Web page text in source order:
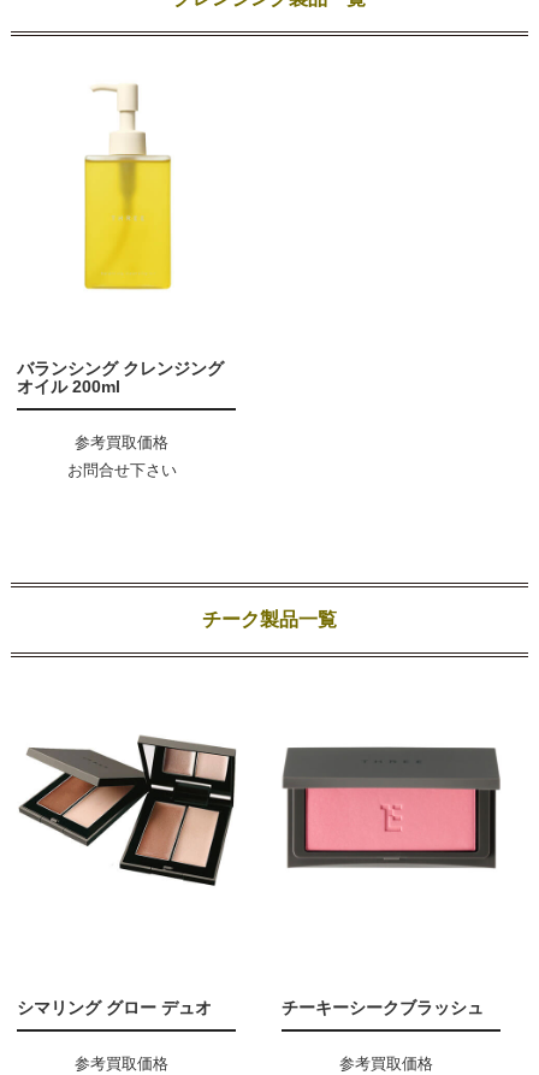
バランシング クレンジング
オイル 200ml
参考買取価格
お問合せ下さい
チーク製品一覧
シマリング グロー デュオ
参考買取価格
チーキーシークブラッシュ
参考買取価格